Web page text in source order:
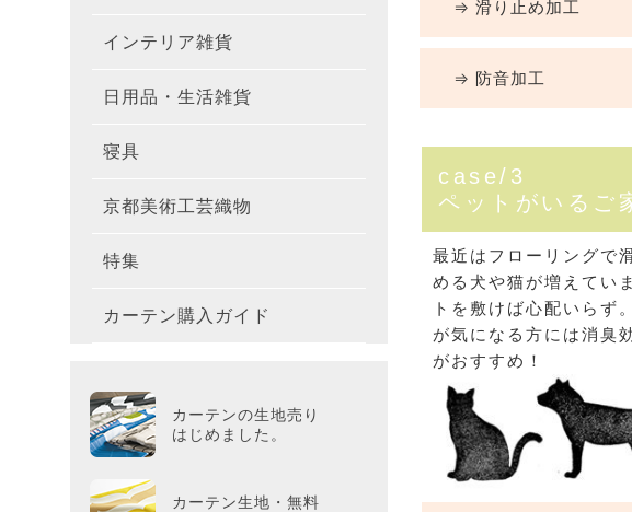
ミラーレースカーテン
遮熱レースカーテン
モダン柄(厚地カーテン)
無地・無地調(厚地カーテ
無地・無地調(レースカ
カーテン生地 無料サン
DESIGN LIFE
colne
カーテンデザイン一覧
200×250cm程度
220×250cm程度
100×100cm（円形）
200×200cm（円形）
その他のサイズ
防ダニラグ
アレルゲン抑制ラグ
滑り止め加工ラグ
冷感・涼感ラグ
吸湿・発熱ラグ
ラグのお手入れ方法
261×352cm（江戸間6畳
352×352cm（江戸間8畳
191×191cm（本間2畳）
286×286cm（本間4.5畳
286×382cm（本間6畳）
カーペットの選び方講座
カーペットのお手入れ方
カーペットデザイン一覧
約55×85cm
約60×90cm
円形・変形サイズ
約45×120cm
約45×180cm
約45×270cm
マットを機能で選ぶ
洗えるマット
滑り止め加工
マットのお手入れ方法
カーテン
キャラクターで選ぶ
ミッキー／MICKEY
プー／POOH
アリス／ALICE
ディズニープリンセス
プレミアムコレクション
インテリア雑貨 クッションカバー
布・生地
日用品・生活雑貨
リビング用品
玄関用品
バス・トイレ・ランドリ
シリーズで選ぶ
Tower タワー
Tosca トスカ
寝具
敷きパッド
枕
京都美術工芸織物 風呂敷
テーブルセンター
革小物
特集 北欧インテリア特集
colne
MOOMIN（ムーミン）
PEANUTS（ピーナッツ
Saana ja Olli（サーナヤ
カーテン購入ガイド カーテンサイズの測り方
カーテンサイズの選び方
カーテンの形状記憶加工
遮光カーテンとは？
カーテンの生地売り
はじめました。
カーテン生地・無料
⇒ 滑り止め加工
⇒ 防音加工
case/3
ペットがいるご
最近はフローリングで
める犬や猫が増えてい
トを敷けば心配いらず
が気になる方には消臭
がおすすめ！